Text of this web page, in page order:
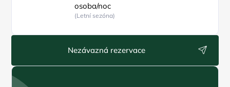
osoba/noc
(Letní sezóna)
Nezávazná rezervace